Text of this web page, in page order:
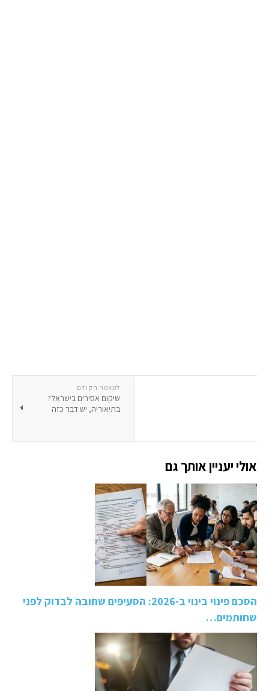
למאמר הקודם
שיקום אסירים בישראל?
בתיאוריה, יש דבר כזה
אולי יעניין אותך גם
הסכם פינוי בינוי ב-2026: הסעיפים שחובה לבדוק לפני
שחותמים…